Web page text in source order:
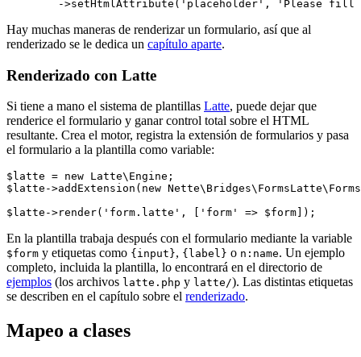
Hay muchas maneras de renderizar un formulario, así que al
renderizado se le dedica un capítulo aparte.
Renderizado con Latte
Si tiene a mano el sistema de plantillas Latte, puede dejar que
renderice el formulario y ganar control total sobre el HTML
resultante. Crea el motor, registra la extensión de formularios y pasa
el formulario a la plantilla como variable:
$latte = new Latte\Engine;
$latte->addExtension(new
En la plantilla trabaja después con el formulario mediante la variable
$form y etiquetas como {input}, {label} o n:name. Un ejemplo
completo, incluida la plantilla, lo encontrará en el directorio de
ejemplos (los archivos latte.php y latte/). Las distintas etiquetas
se describen en el capítulo sobre el renderizado.
Mapeo a clases